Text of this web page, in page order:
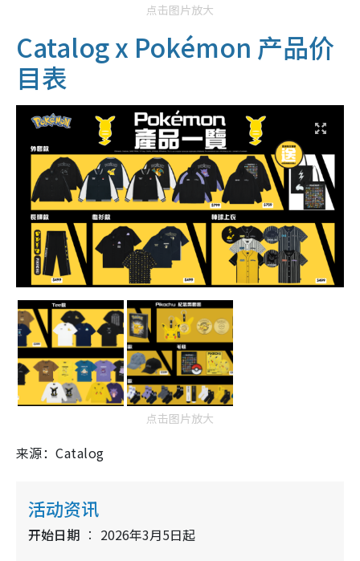
点击图片放大
Catalog x Pokémon 产品价
目表
点击图片放大
来源：Catalog
活动资讯
开始日期 2026年3月5日起